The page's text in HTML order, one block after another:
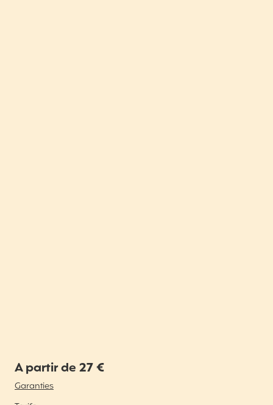
A partir de 27 €
Garanties